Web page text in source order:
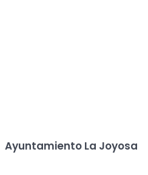
Ayuntamiento La Joyosa